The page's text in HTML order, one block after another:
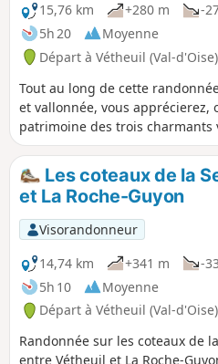
15,76 km
+280 m
-
5h 20
Moyenne
Départ à Vétheuil (Val-d'Oise)
Tout au long de cette
et vallonnée, vous apprécierez,
patrimoine des trois charmants
traversés, les points de vue, le
cheminement à travers bois,
découverte sur le GR®2 et en
d'orgue le superbe panorama
boucles de la Seine.
Les coteaux de la
et La Roche-Guyon
Visorandonneur
14,74 km
+341 m
-
5h 10
Moyenne
Départ à Vétheuil (Val-d'Oise)
Randonnée sur les coteaux de
entre Vétheuil et La Roche-